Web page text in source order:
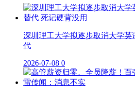
深圳理工大学拟逐步取消大学
代
2026-07-08 0